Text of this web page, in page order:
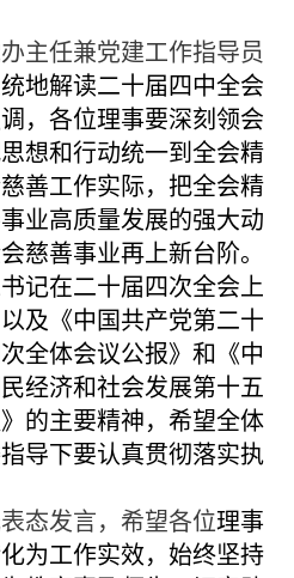
主任兼党建工作指导员
地解读二十届四中全会
，各位理事要深刻领会
想和行动统一到全会精
善工作实际，把全会精
业高质量发展的强大动
慈善事业再上新台阶。
记在二十届四次全会上
及《中国共产党第二十
全体会议公报》和《中
经济和社会发展第十五
的主要精神，希望全体
导下要认真贯彻落实执
态发言， 希望各位理事
为工作实效，始终坚持